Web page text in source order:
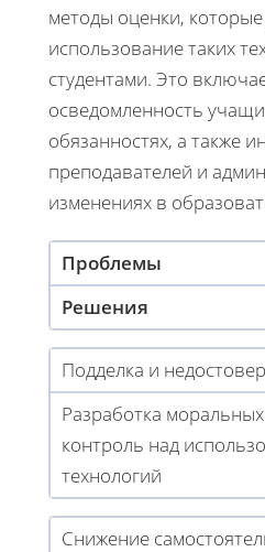
методы оценки,
использование таких
студентами. Это
осведомленность
обязанностях, а также
преподавателей и
изменениях в
Проблемы
Решения
Подделка и
Разработка
контроль над
технологий
Снижение